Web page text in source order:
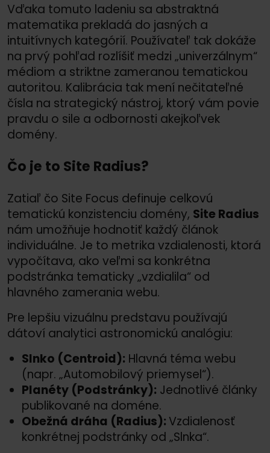
Vďaka tomuto ladeniu sa abstraktná
matematika prekladá do jasných a
intuitívnych kategórií. Používateľ tak dokáže
na prvý pohľad rozlíšiť medzi „univerzálnym“
médiom a striktne zameranou tematickou
autoritou. Kalibrácia tak mení nečitateľné
čísla na strategický nástroj, ktorý vám povie
pravdu o sile a odbornosti akejkoľvek
domény.
Čo je to Site Radius?
Zatiaľ čo Site Focus definuje celkovú
tematickú konzistenciu domény, Site Radius
nám umožňuje hodnotiť každý článok
individuálne. Je to metrika vzdialenosti, ktorá
vypočítava, ako veľmi sa konkrétna
podstránka tematicky „vzdialila“ od
hlavného zamerania webu.
Pre lepšiu vizuálnu predstavu používajú
dátoví analytici astronomickú analógiu:
Slnko (Centroid): Hlavná téma webu
(napr. „Automobilový priemysel“).
Planéty (Podstránky): Jednotlivé články
publikované na doméne.
Obežná dráha (Radius): Vzdialenosť
konkrétnej podstránky od „Slnka“.